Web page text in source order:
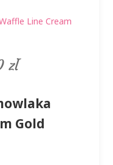
zł
Gold